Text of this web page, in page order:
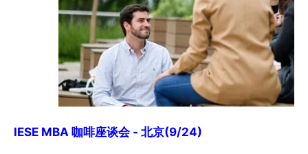
IESE MBA 咖啡座谈会 - 北京(9/24)